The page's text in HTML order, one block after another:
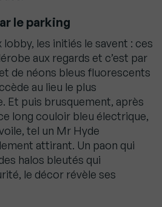
le parking
les initiés le savent : ces
aux regards et c’est par
de néons bleus fluorescents
au lieu le plus
Et puis brusquement, après
long couloir bleu électrique,
tel un Mr Hyde
attirant. Un paon qui
halos bleutés qui
le décor révèle ses